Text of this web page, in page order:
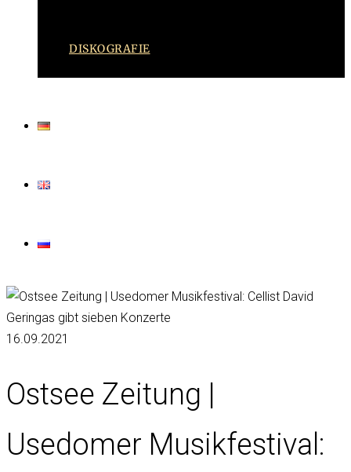
DISKOGRAFIE
16.09.2021
Ostsee Zeitung |
Usedomer Musikfestival: